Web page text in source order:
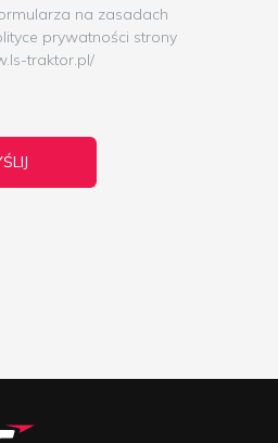
na zasadach
prywatności strony
traktor.pl/